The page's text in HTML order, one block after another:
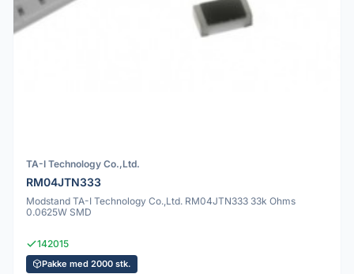
TA-I Technology Co.,Ltd.
RM04JTN333
Modstand TA-I Technology Co.,Ltd. RM04JTN333 33k Ohms
0.0625W SMD
142015
Pakke med 2000 stk.